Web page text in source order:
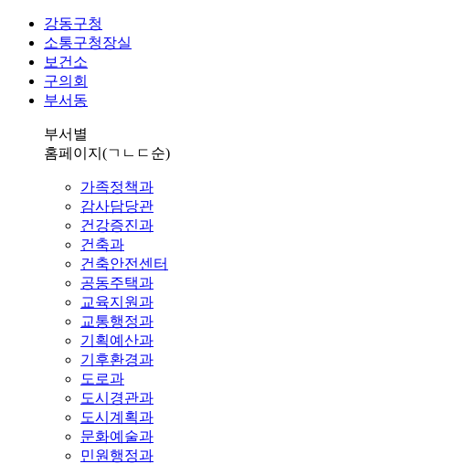
강동구청
소통구청장실
보건소
구의회
부서동
부서별
홈페이지 (ㄱㄴㄷ순)
가족정책과
감사담당관
건강증진과
건축과
건축안전센터
공동주택과
교육지원과
교통행정과
기획예산과
기후환경과
도로과
도시경관과
도시계획과
문화예술과
민원행정과